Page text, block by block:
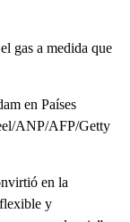
gas a medida que
en Países
ANP/AFP/Getty
en la
y